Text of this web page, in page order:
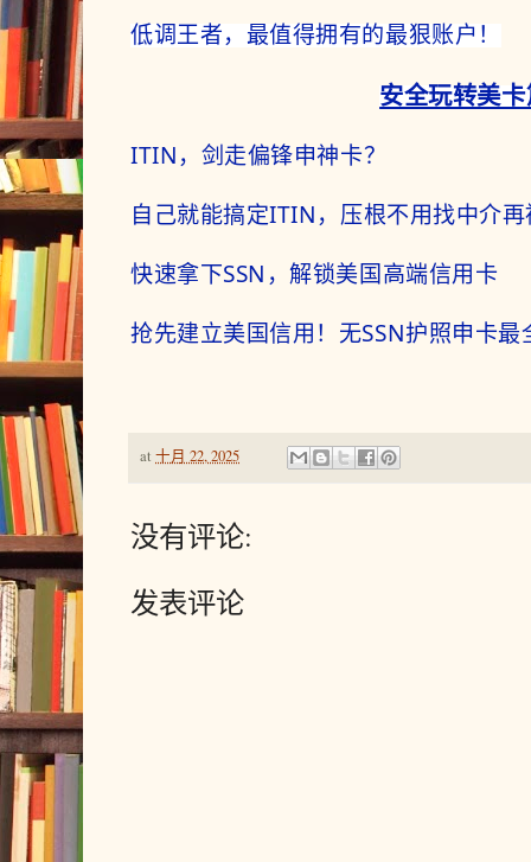
低调王者，最值得拥有的最狠账户！
安全玩转美
ITIN，剑走偏锋申神卡？
自己就能搞定ITIN，压根不用找中介
快速拿下SSN，解锁美国高端信用卡
抢先建立美国信用！无SSN护照申卡最
at 十月 22, 2025
没有评论:
发表评论